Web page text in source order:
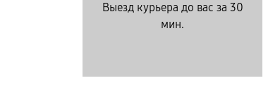
Выезд курьера до вас за 30
мин.